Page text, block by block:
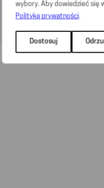
wybory. Aby dowiedzieć się
Polityką prywatności.
Dostosuj